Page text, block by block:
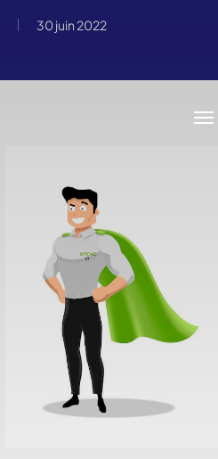
30 juin 2022